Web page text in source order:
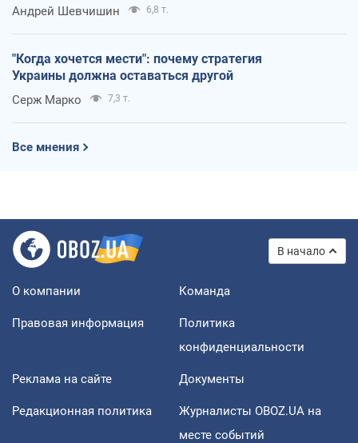
Андрей Шевчишин 6,8 т.
"Когда хочется мести": почему стратегия
Украины должна оставаться другой
Серж Марко 7,3 т.
Все мнения
В начало
О компании Команда
Правовая информация
Политика
конфиденциальности
Реклама на сайте Документы
Редакционная политика
Журналисты OBOZ.UA на
месте событий